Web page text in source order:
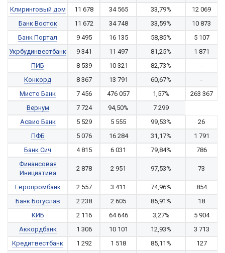
Клиринговый дом
11 678 34 565 33,79%
12 069
Банк Восток
11 672 34 748 33,59%
10 873
Банк Портал
9 495 16 135 58,85%
5 107
Укрбудинвестбанк
9 341 11 497 81,25%
1 871
ПИБ
8 539 10 321 82,73%
-
Конкорд
8 367 13 791 60,67%
-
Мисто Банк
7 456 476 057 1,57%
263 367
Вернум
7 724 94,50%
7 299
Асвио Банк
5 529 5 555 99,53%
26
ПФБ
5 076 16 284 31,17%
1 791
Банк Сич
4 815 6 031 79,84%
786
Финансовая
Инициатива
2 878 2 951 97,53% 73
Европромбанк 2 557 3 411 74,96%
854
Банк Богуслав
2 238 2 605 85,91%
18
КИБ
2 116 64 646 3,27%
5 904
Аккордбанк
1 306 10 101 12,93%
3 713
Кредитвестбанк
1 292 1 518 85,11%
127